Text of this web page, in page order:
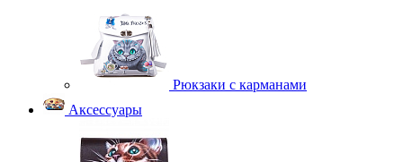
Рюкзаки с карманами
Аксессуары